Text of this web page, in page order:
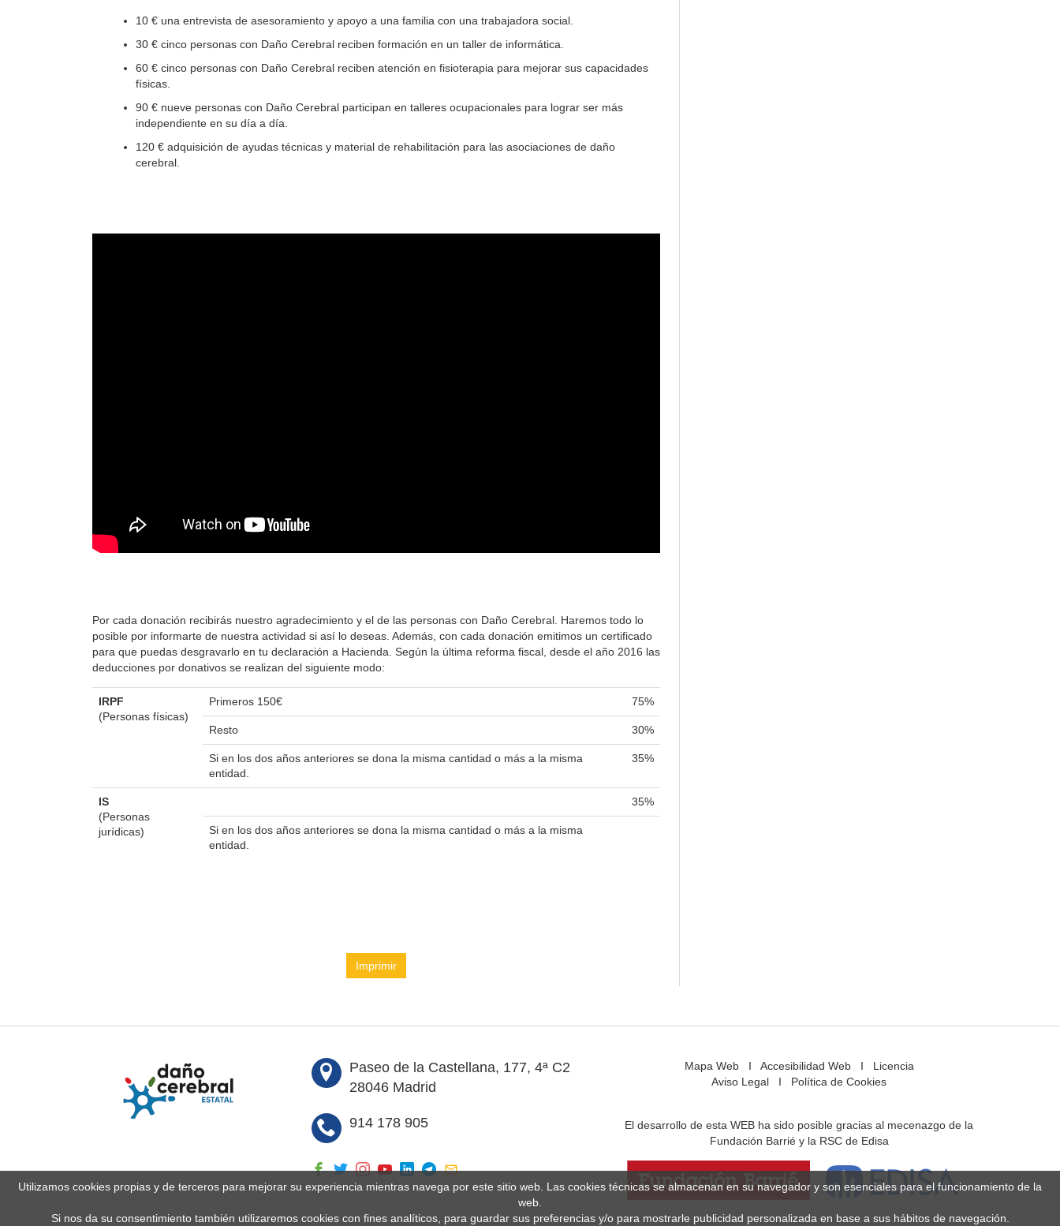
10 € una entrevista de asesoramiento y apoyo a una familia con una trabajadora social.
30 € cinco personas con Daño Cerebral reciben formación en un taller de informática.
60 € cinco personas con Daño Cerebral reciben atención en fisioterapia para mejorar sus capacidades
físicas.
90 € nueve personas con Daño Cerebral participan en talleres ocupacionales para lograr ser más
independiente en su día a día.
120 € adquisición de ayudas técnicas y material de rehabilitación para las asociaciones de daño
cerebral.
Por cada donación recibirás nuestro agradecimiento y el de las personas con Daño Cerebral. Haremos todo lo
posible por informarte de nuestra actividad si así lo deseas. Además, con cada donación emitimos un certificado
para que puedas desgravarlo en tu declaración a Hacienda. Según la última reforma fiscal, desde el año 2016 las
deducciones por donativos se realizan del siguiente modo:
IRPF
(Personas físicas)
Primeros 150€ 75%
Resto 30%
Si en los dos años anteriores se dona la misma cantidad o más a la misma
entidad.
35%
IS
(Personas
jurídicas)
35%
Si en los dos años anteriores se dona la misma cantidad o más a la misma
entidad.
Imprimir
Paseo de la Castellana, 177, 4ª C2
28046 Madrid
914 178 905
Mapa WebI Accesibilidad WebI Licencia
Aviso Legal I Política de Cookies
El desarrollo de esta WEB ha sido posible gracias al mecenazgo de la
Fundación Barrié y la RSC de Edisa
Utilizamos cookies propias y de terceros para mejorar su experiencia mientras navega por este sitio web. Las cookies técnicas se almacenan en su navegador y son esenciales para el funcionamiento de la
web.
Si nos da su consentimiento también utilizaremos cookies con fines analíticos, para guardar sus preferencias y/o para mostrarle publicidad personalizada en base a sus hábitos de navegación.